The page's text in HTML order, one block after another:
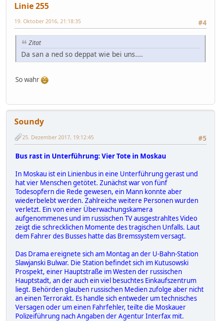
Linie 255
#4
19. Oktober 2016, 21:18:35
Zitat
Da san a ned so deppat wie bei uns....
So wahr
Soundy
#5
25. Dezember 2017, 19:12:45
Bus rast in Unterführung: Vier Tote in Moskau
In Moskau ist ein Linienbus in eine Unterführung gerast und
hat vier Menschen getötet. Zunächst war von fünf
Todesopfern die Rede gewesen, ein Mann konnte aber
wiederbelebt werden. Zahlreiche weitere Personen wurden
verletzt. Ein von einer Überwachungskamera
aufgenommenes und im russischen TV ausgestrahltes Video
zeigt die schrecklichen Momente des tragischen Unfalls. Laut
dem Fahrer des Busses hatte das Bremssystem versagt.
Das Drama ereignete sich am Montag an der U-Bahn-Station
Slawjanski Bulwar. Die Station befindet sich im Kutusowski
Prospekt, einer Hauptstraße im Westen der russischen
Hauptstadt, an der auch ein viel besuchtes Einkaufszentrum
liegt. Behörden glauben russischen Medien zufolge aber nicht
an einen Terrorakt. Es handle sich entweder um technisches
Versagen oder um einen Fahrfehler, teilte die Moskauer
Polizeiführung nach Angaben der Agentur Interfax mit.